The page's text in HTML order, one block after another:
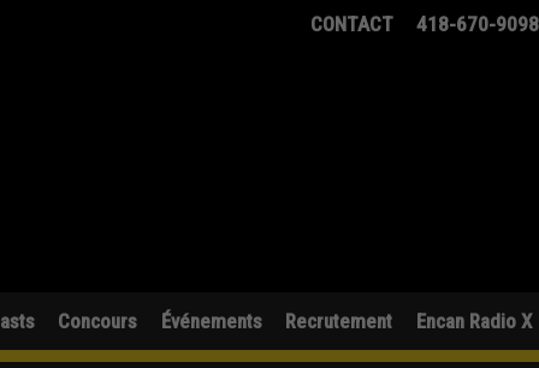
CONTACT 418-670-9098
Concours Événements Recrutement Encan Radio X